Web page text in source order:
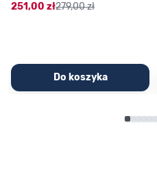
251,00 zł279,00 zł
Do koszyka